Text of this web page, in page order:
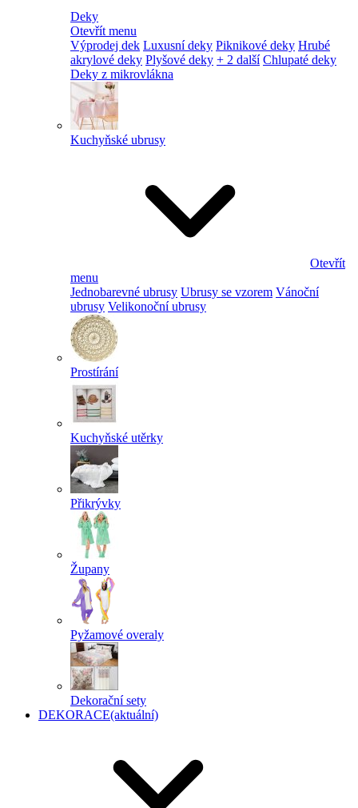
Deky
Otevřít menu
Výprodej dek Luxusní deky Piknikové deky Hrubé
akrylové deky Plyšové deky + 2 další Chlupaté deky
Deky z mikrovlákna
Kuchyňské ubrusy
Otevřít
menu
Jednobarevné ubrusy Ubrusy se vzorem Vánoční
ubrusy Velikonoční ubrusy
Prostírání
Kuchyňské utěrky
Přikrývky
Župany
Pyžamové overaly
Dekorační sety
DEKORACE(aktuální)